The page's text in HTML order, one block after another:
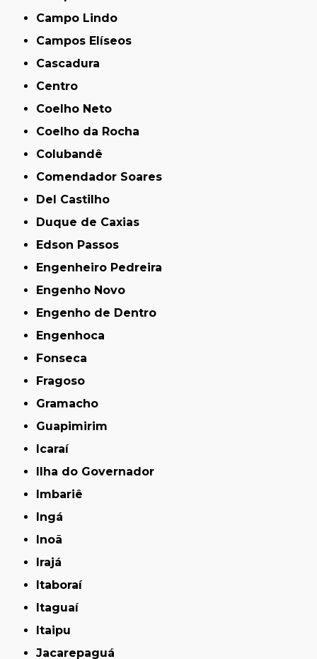
Campo Lindo
Campos Elíseos
Cascadura
Centro
Coelho Neto
Coelho da Rocha
Colubandê
Comendador Soares
Del Castilho
Duque de Caxias
Edson Passos
Engenheiro Pedreira
Engenho Novo
Engenho de Dentro
Engenhoca
Fonseca
Fragoso
Gramacho
Guapimirim
Icaraí
Ilha do Governador
Imbariê
Ingá
Inoã
Irajá
Itaboraí
Itaguaí
Itaipu
Jacarepaguá